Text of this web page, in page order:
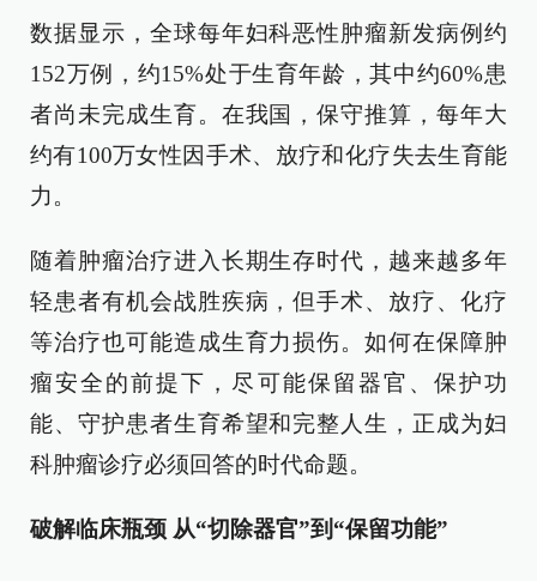
数据显示，全球每年妇科恶性肿瘤新发病例约
152万例，约15%处于生育年龄，其中约60%患
者尚未完成生育。在我国，保守推算，每年大
约有100万女性因手术、放疗和化疗失去生育能
力。
随着肿瘤治疗进入长期生存时代，越来越多年
轻患者有机会战胜疾病，但手术、放疗、化疗
等治疗也可能造成生育力损伤。如何在保障肿
瘤安全的前提下，尽可能保留器官、保护功
能、守护患者生育希望和完整人生，正成为妇
科肿瘤诊疗必须回答的时代命题。
破解临床瓶颈 从“切除器官”到“保留功能”